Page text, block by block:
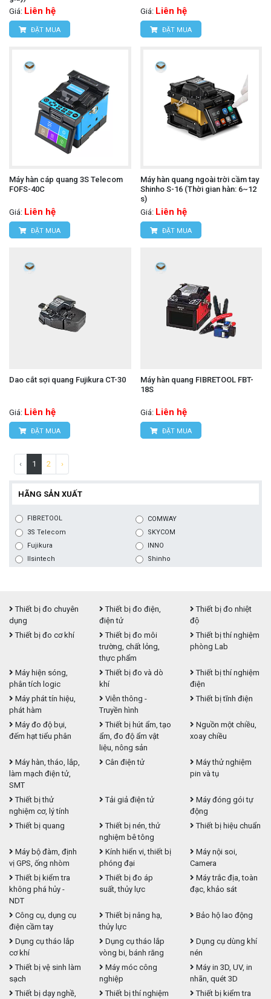
Giá: Liên hệ
ĐẶT MUA
Giá: Liên hệ
ĐẶT MUA
Máy hàn cáp quang 3S Telecom
FOFS-40C
Giá: Liên hệ
ĐẶT MUA
Máy hàn quang ngoài trời cầm tay
Shinho S-16 (Thời gian hàn: 6~12
s)
Giá: Liên hệ
ĐẶT MUA
Dao cắt sợi quang Fujikura CT-30
Giá: Liên hệ
ĐẶT MUA
Máy hàn quang FIBRETOOL FBT-
18S
Giá: Liên hệ
ĐẶT MUA
‹ 1 2 ›
HÃNG SẢN XUẤT
FIBRETOOL
COMWAY
3S Telecom
SKYCOM
Fujikura
INNO
Ilsintech
Shinho
Thiết bị đo chuyên
dụng
Thiết bị đo điện,
điện tử
Thiết bị đo nhiệt
độ
Thiết bị đo cơ khí
Thiết bị đo môi
trường, chất lỏng,
thực phẩm
Thiết bị thí nghiệm
phòng Lab
Máy hiện sóng,
phân tích logic
Thiết bị đo và dò
khí
Thiết bị thí nghiệm
điện
Máy phát tín hiệu,
phát hàm
Viễn thông -
Truyền hình
Thiết bị tĩnh điện
Máy đo độ bụi,
đếm hạt tiểu phân
Thiết bị hút ẩm, tạo
ẩm, đo độ ẩm vật
liệu, nông sản
Nguồn một chiều,
xoay chiều
Máy hàn, tháo, lắp,
làm mạch điện tử,
SMT
Cân điện tử
Máy thử nghiệm
pin và tụ
Thiết bị thử
nghiệm cơ, lý tính
Tải giả điện tử
Máy đóng gói tự
động
Thiết bị quang
Thiết bị nén, thử
nghiệm bê tông
Thiết bị hiệu chuẩn
Máy bộ đàm, định
vị GPS, ống nhòm
Kính hiển vi, thiết bị
phóng đại
Máy nội soi,
Camera
Thiết bị kiểm tra
không phá hủy -
NDT
Thiết bị đo áp
suất, thủy lực
Máy trắc địa, toàn
đạc, khảo sát
Công cụ, dụng cụ
điện cầm tay
Thiết bị nâng hạ,
thủy lực
Bảo hộ lao động
Dụng cụ tháo lắp
cơ khí
Dụng cụ tháo lắp
vòng bi, bánh răng
Dụng cụ dùng khí
nén
Thiết bị vệ sinh làm
sạch
Máy móc công
nghiệp
Máy in 3D, UV, in
nhãn, quét 3D
Thiết bị dạy nghề,
Thiết bị thí nghiệm
Thiết bị kiểm tra